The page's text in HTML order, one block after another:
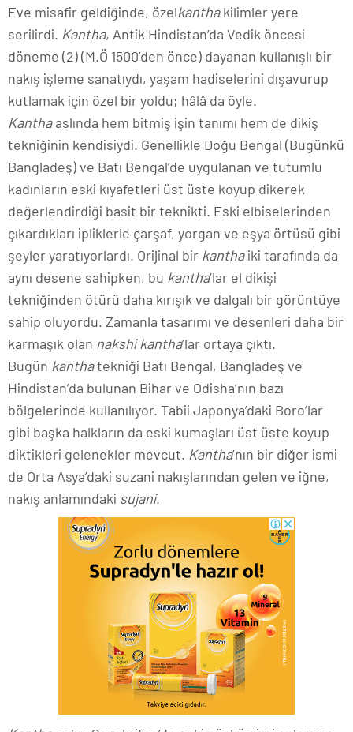
Eve misafir geldiğinde, özelkanthakilimler yere
serilirdi. Kantha, Antik Hindistan’da Vedik öncesi
döneme (2) (M.Ö 1500’den önce) dayanan kullanışlı bir
nakış işleme sanatıydı, yaşam hadiselerini dışavurup
kutlamak için özel bir yoldu; hâlâ da öyle.
Kanthaaslında hem bitmiş işin tanımı hem de dikiş
tekniğinin kendisiydi. Genellikle Doğu Bengal (Bugünkü
Bangladeş) ve Batı Bengal’de uygulanan ve tutumlu
kadınların eski kıyafetleri üst üste koyup dikerek
değerlendirdiği basit bir teknikti. Eski elbiselerinden
çıkardıkları ipliklerle çarşaf, yorgan ve eşya örtüsü gibi
şeyler yaratıyorlardı. Orijinal bir kanthaiki tarafında da
aynı desene sahipken, bu kantha‘lar el dikişi
tekniğinden ötürü daha kırışık ve dalgalı bir görüntüye
sahip oluyordu. Zamanla tasarımı ve desenleri daha bir
karmaşık olan nakshi kantha’lar ortaya çıktı.
Bugün kanthatekniği Batı Bengal, Bangladeş ve
Hindistan’da bulunan Bihar ve Odisha’nın bazı
bölgelerinde kullanılıyor. Tabii Japonya’daki Boro’lar
gibi başka halkların da eski kumaşları üst üste koyup
diktikleri gelenekler mevcut. Kantha’nın bir diğer ismi
de Orta Asya’daki suzani nakışlarından gelen ve iğne,
nakış anlamındaki sujani.